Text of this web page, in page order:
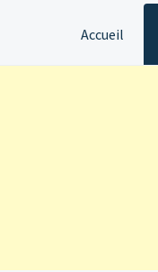
Accueil